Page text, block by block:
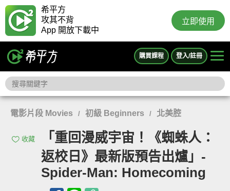
希平方
攻其不背
App 開放下載中
立即使用
購買課程 登入/註冊
電影片段 Movies / 初級 Beginners / 北美腔
收藏
「重回漫威宇宙！《蜘蛛人：
返校日》最新版預告出爐」-
Spider-Man: Homecoming